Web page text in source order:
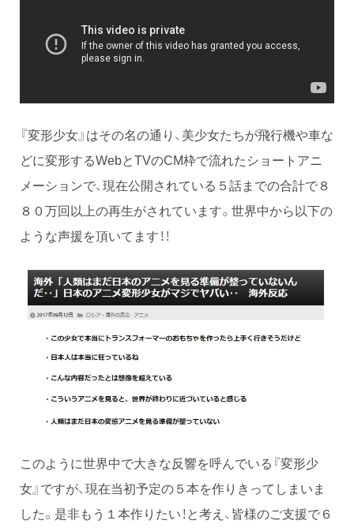
『変形少女』はその名の通り、美少女たちが飛行機や車な
どに変形するWebとTVのCM枠で流れたショートアニ
メーションで、現在公開されている５話までの合計で８
８０万回以上の再生がされています。世界中から以下の
ような声援を頂いてます！！
このように世界中で大きな反響を呼んでいる『変形少
女』ですが、現在当初予定の５本を作りきってしまいま
した。是非もう１本作りたい！と考え、皆様のご支援で６